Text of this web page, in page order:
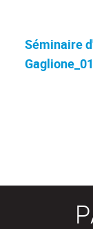
Séminaire